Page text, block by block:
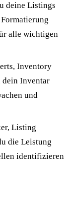
deine Listings
alle wichtigen
Inventory
dein Inventar
und
Listing
die Leistung
identifizieren